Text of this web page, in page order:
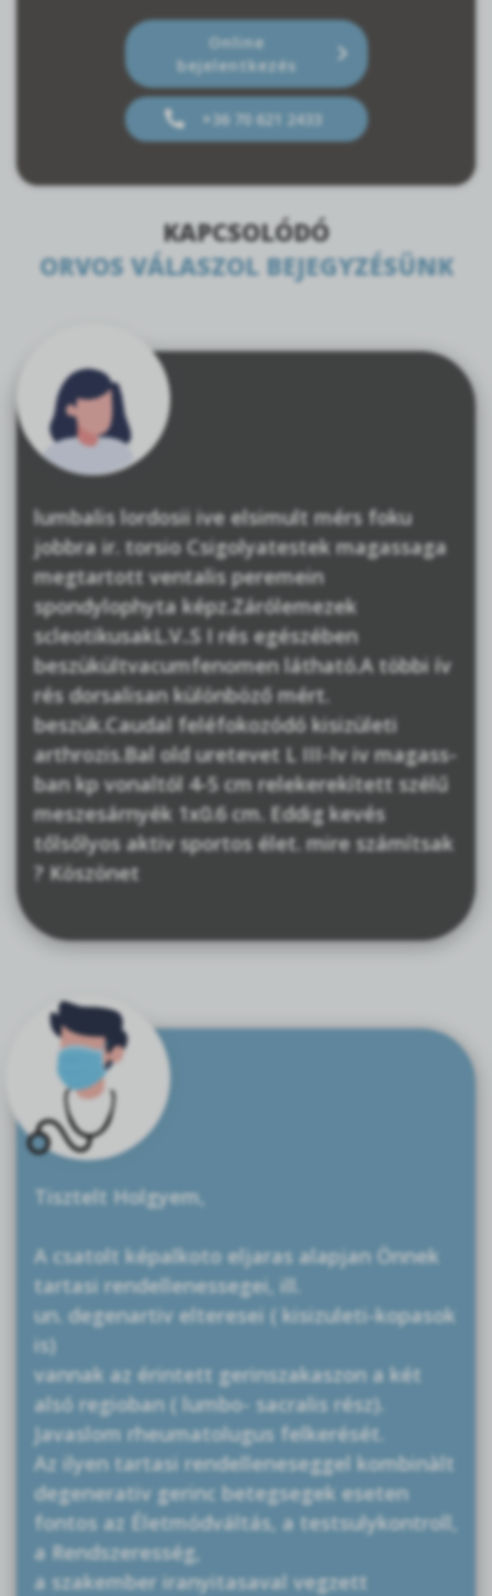
Online
bejelentkezés
+36 70 621 2433
KAPCSOLÓDÓ
ORVOS VÁLASZOL BEJEGYZÉSÜNK
lumbalis lordosii ive elsimult mérs foku
jobbra ir. torsio Csigolyatestek magassaga
megtartott ventalis peremein
spondylophyta képz.Zárólemezek
scleotikusakL.V..S I rés egészében
beszükültvacumfenomen látható.A többi ív
rés dorsalisan különböző mért.
beszük.Caudal feléfokozódó kisizületi
arthrozis.Bal old uretevet L III-Iv iv magass-
ban kp vonaltól 4-5 cm relekerekített szélű
meszesárnyék 1x0.6 cm. Eddig kevés
tőlsőlyos aktiv sportos élet. mire számítsak
? Köszönet
Tisztelt Holgyem,
A csatolt képalkoto eljaras alapjan Önnek
tartasi rendellenessegei, ill.
un. degenartiv elteresei ( kisizuleti-kopasok
is)
vannak az érintett gerinszakaszon a két
alsó regioban ( lumbo- sacralis rész).
Javaslom rheumatolugus felkerését.
Az ilyen tartasi rendelleneseggel kombinàlt
degenerativ gerinc betegsegek eseten
fontos az Életmódváltás, a testsulykontroll,
a Rendszeresség,
a szakember iranyitasaval vegzett